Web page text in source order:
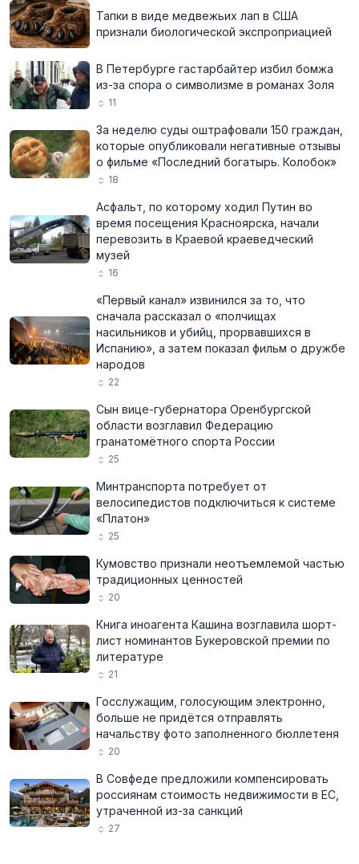
Тапки в виде медвежьих лап в США
признали биологической экспроприацией
В Петербурге гастарбайтер избил бомжа
из-за спора о символизме в романах Золя
11
За неделю суды оштрафовали 150 граждан,
которые опубликовали негативные отзывы
о фильме «Последний богатырь. Колобок»
18
Асфальт, по которому ходил Путин во
время посещения Красноярска, начали
перевозить в Краевой краеведческий
музей
16
«Первый канал» извинился за то, что
сначала рассказал о «полчищах
насильников и убийц, прорвавшихся в
Испанию», а затем показал фильм о дружбе
народов
22
Сын вице-губернатора Оренбургской
области возглавил Федерацию
гранатомётного спорта России
25
Минтранспорта потребует от
велосипедистов подключиться к системе
«Платон»
25
Кумовство признали неотъемлемой частью
традиционных ценностей
20
Книга иноагента Кашина возглавила шорт-
лист номинантов Букеровской премии по
литературе
21
Госслужащим, голосующим электронно,
больше не придётся отправлять
начальству фото заполненного бюллетеня
20
В Совфеде предложили компенсировать
россиянам стоимость недвижимости в ЕС,
утраченной из-за санкций
27